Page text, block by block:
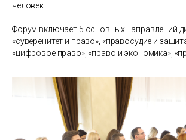
человек.
Форум включает 5 основных направлений
«суверенитет и право», «правосудие и
«цифровое право», «право и экономика»,